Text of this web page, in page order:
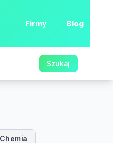
Firmy Blog
Szukaj
Chemia